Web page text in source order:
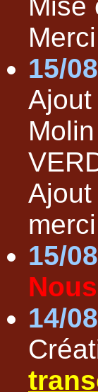
15/
15/
14/